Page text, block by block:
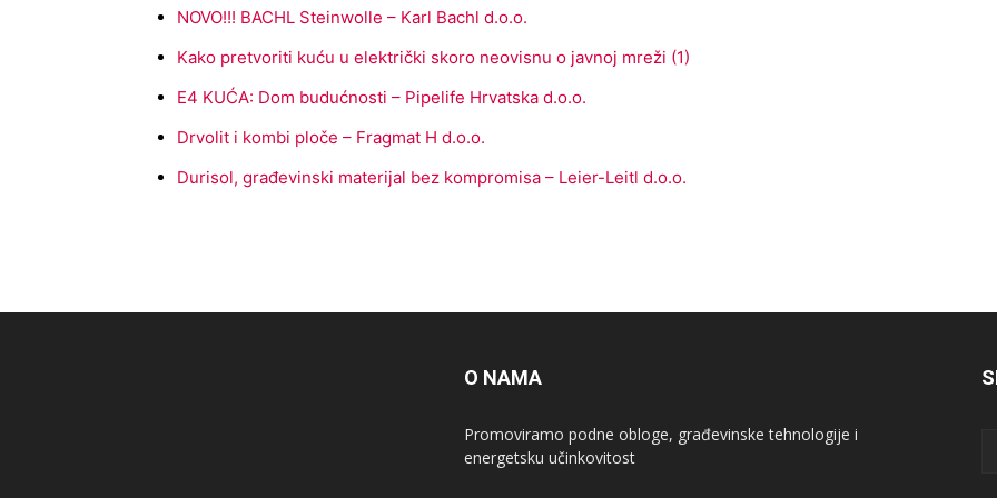
NOVO!!! BACHL Steinwolle – Karl Bachl d.o.o.
Kako pretvoriti kuću u električki skoro neovisnu o javnoj mreži (1)
E4 KUĆA: Dom budućnosti – Pipelife Hrvatska d.o.o.
Drvolit i kombi ploče – Fragmat H d.o.o.
Durisol, građevinski materijal bez kompromisa – Leier-Leitl d.o.o.
O NAMA
Promoviramo podne obloge, građevinske tehnologije i
energetsku učinkovitost